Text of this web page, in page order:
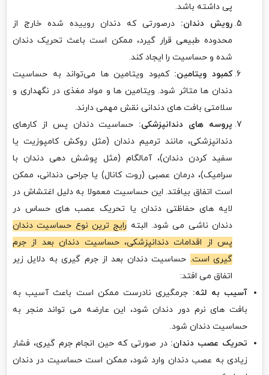
پی داشته باشد.
رویش دندان: درصورتی که دندان روییده شده خارج از
محدوده طبیعی قرار گیرد، ممکن است باعث تحریک دندان
شده و حساسیت را ایجاد کند.
کمبود ویتامین: کمبود ویتامین ها می‌تواند به حساسیت
دندان ها متاثر شود. ویتامین ها و مواد مغذی در نگهداری و
سلامتی بافت های دندانی نقش مهمی دارند.
پروسه های دندانپزشکی: حساسیت دندان پس از کارهای
دندانپزشکی، مانند ترمیم دندان (مثل روکش کامپوزیت یا
سفید کردن دندان)، آمالگام (مثل پوشش دهی دندان با
سرامیک)، درمان عصبی (روت کانال) یا جراحی دندانی، ممکن
است اتفاق بیافتد. این حساسیت معمولا به دلیل اغتشاش در
لایه های حفاظتی دندان یا تحریک عصب های حساس در
دندان ناشی می شود. البته رایج ترین نوع حساسیت دندان
پس از اقدامات دندانپزشکی، حساسیت دندان بعد از جرم
گیری است. حساسیت دندان بعد از جرم گیری به دلایل زیر
اتفاق می افتد:
آسیب به لثه: جرمگیری نادرست ممکن است باعث آسیب به
بافت های نرم دور دندان شود، این عارضه می تواند منجر به
حساسیت دندان شود.
تحریک عصب دندان: در صورتی که حین انجام جرم گیری، فشار
زیادی به عصب دندان وارد شود، ممکن است حساسیت در دندان